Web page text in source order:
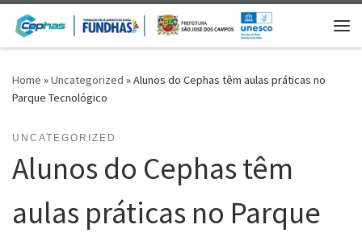
Skip to content
Home »Uncategorized »Alunos do Cephas têm aulas práticas no
Parque Tecnológico
UNCATEGORIZED
Alunos do Cephas têm
aulas práticas no Parque